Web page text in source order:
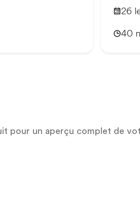
26
40
pour un aperçu complet de